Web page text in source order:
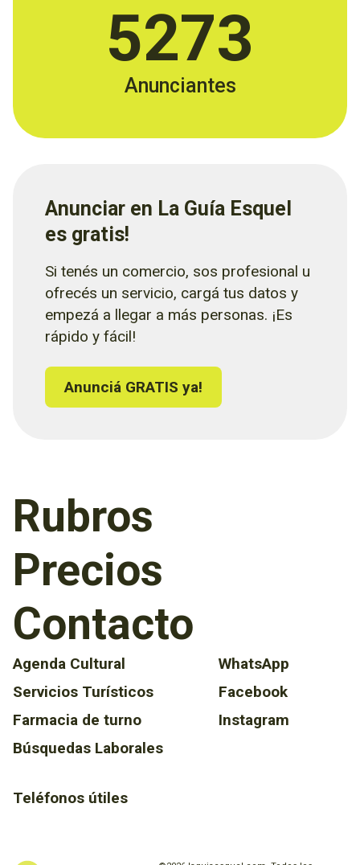
5273
Anunciantes
Anunciar en La Guía Esquel
es gratis!
Si tenés un comercio, sos profesional u
ofrecés un servicio, cargá tus datos y
empezá a llegar a más personas. ¡Es
rápido y fácil!
Anunciá GRATIS ya!
Rubros
Precios
Contacto
Agenda Cultural
Servicios Turísticos
Farmacia de turno
Búsquedas Laborales
Teléfonos útiles
WhatsApp
Facebook
Instagram